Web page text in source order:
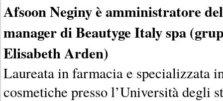
Afsoon Neginy è amministratore
manager di Beautyge Italy spa
Elisabeth Arden)
Laureata in farmacia e specializzata
cosmetiche presso l’Università degli